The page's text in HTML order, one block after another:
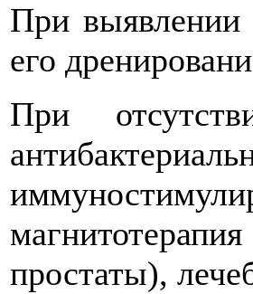
При выявлении
его
При
простаты),